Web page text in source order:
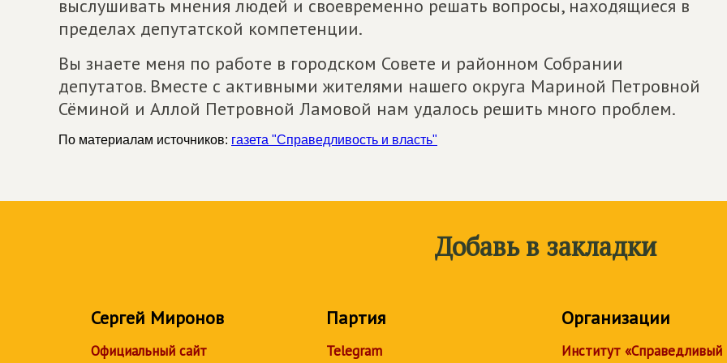
выслушивать мнения людей и своевременно решать вопросы, находящиеся в
пределах депутатской компетенции.
Вы знаете меня по работе в городском Совете и районном Собрании
депутатов. Вместе с активными жителями нашего округа Мариной Петровной
Сёминой и Аллой Петровной Ламовой нам удалось решить много проблем.
По материалам источников: газета "Справедливость и власть"
Добавь в закладки
Сергей Миронов
Официальный сайт
Партия
Telegram
Организации
Институт «Справедливый